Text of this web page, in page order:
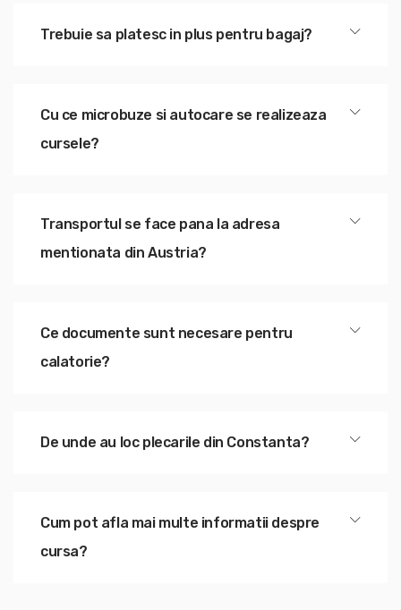
Trebuie sa platesc in plus pentru bagaj?
Cu ce microbuze si autocare se realizeaza
cursele?
Transportul se face pana la adresa
mentionata din Austria?
Ce documente sunt necesare pentru
calatorie?
De unde au loc plecarile din Constanta?
Cum pot afla mai multe informatii despre
cursa?